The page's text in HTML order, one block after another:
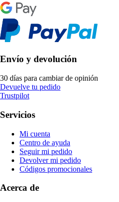
Envío y devolución
30 días para cambiar de opinión
Devuelve tu pedido
Trustpilot
Servicios
Mi cuenta
Centro de ayuda
Seguir mi pedido
Devolver mi pedido
Códigos promocionales
Acerca de